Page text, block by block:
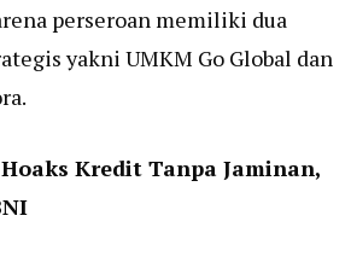
perseroan memiliki dua
yakni UMKM Go Global dan
Kredit Tanpa Jaminan,